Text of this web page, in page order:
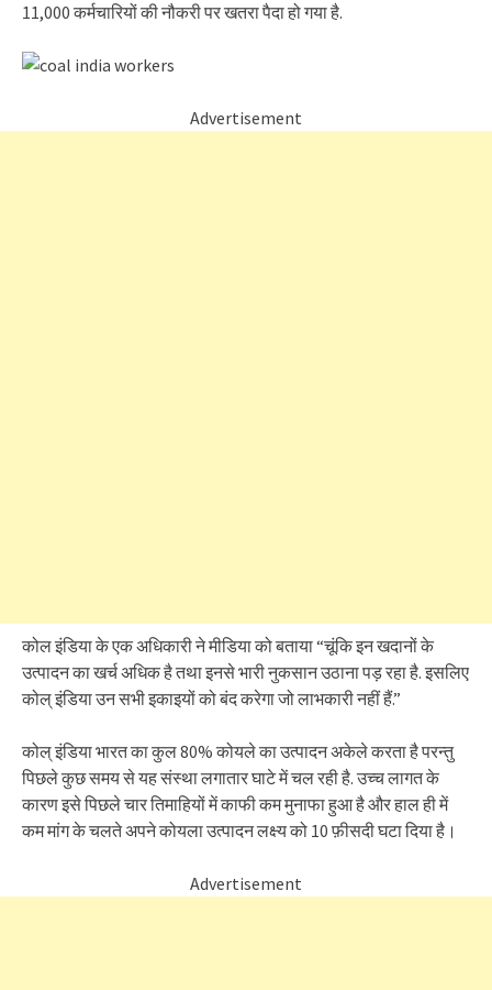
11,000 कर्मचारियों की नौकरी पर खतरा पैदा हो गया है.
Advertisement
कोल इंडिया के एक अधिकारी ने मीडिया को बताया “चूंकि इन खदानों के
उत्पादन का खर्च अधिक है तथा इनसे भारी नुकसान उठाना पड़ रहा है. इसलिए
कोल् इंडिया उन सभी इकाइयों को बंद करेगा जो लाभकारी नहीं हैं.”
कोल् इंडिया भारत का कुल 80% कोयले का उत्पादन अकेले करता है परन्तु
पिछले कुछ समय से यह संस्था लगातार घाटे में चल रही है. उच्च लागत के
कारण इसे पिछले चार तिमाहियों में काफी कम मुनाफा हुआ है और हाल ही में
कम मांग के चलते अपने कोयला उत्पादन लक्ष्य को 10 फ़ीसदी घटा दिया है।
Advertisement